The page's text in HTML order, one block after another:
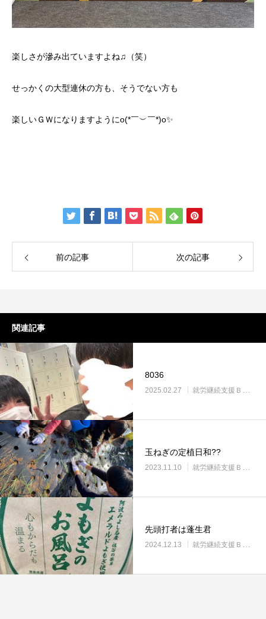
楽しさが滲み出ていますよね♫（笑）
せっかくの大型連休の方も、そうでない方も
楽しいＧＷになりますようにo(*￣︶￣*)o✨
前の記事 次の記事
関連記事
8036
2025.02.27 就労継続支援Ｂ型・ニコプレイス
玉ねぎの定植日和??
2023.11.10 就労継続支援Ｂ型・ニコプレイス
先頭打者は蓬生君
2024.12.13 就労継続支援Ｂ型・ニコプレイス